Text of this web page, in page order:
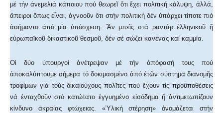
μέ τήν ἀνεμελιά κάποιου πού θεωρεῖ ὅτι ἔχει πολιτική κάλυψη, ἀλλά,
ἄπειροι ὅπως εἶναι, ἀγνοοῦν ὅτι στήν πολιτική δέν ὑπάρχει τίποτε πιό
ἀσήμαντο ἀπό μία ὑπόσχεση. Ἄν μπεῖς στά ραντάρ ἑλληνικοῦ ἤ
εὐρωπαϊκοῦ δικαστικοῦ θεσμοῦ, δέν σέ σώζει κανένας καί καμμία.
Οἱ δύο ὑπουργοί ἀνέτρεψαν μέ τήν ἀπόφασή τους πού
ἀποκαλύπτουμε σήμερα τό δοκιμασμένο ἀπό ἐτῶν σύστημα διανομῆς
τροφίμων γιά τούς δικαιούχους πολῖτες πού ἔχουν τίς προϋποθέσεις
νά ἐνταχθοῦν στό κατώτατο ἐγγυημένο εἰσόδημα ἤ ἀντιμετωπίζουν
κίνδυνο ἀκραίας φτώχειας. «Ὑλική στέρηση» ὀνομάζεται στήν